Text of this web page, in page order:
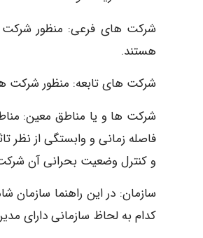
شرکت های فرعی: منظور شرکت
هستند.
شرکت های تابعه: منظور شرکت
شرکت ها و یا مناطق معین:
فاصله زمانی و وابستگی از نظر
و کنترل وضعیت بحرانی آن شرکت
سازمان: در این راهنما
کدام به لحاظ سازمانی دارای